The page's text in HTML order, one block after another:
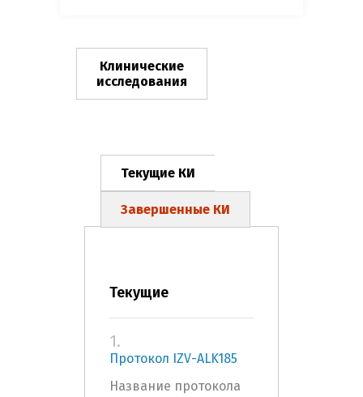
Клинические
исследования
Текущие КИ
Завершенные КИ
Текущие
1.
Протокол IZV-ALK185
Название протокола